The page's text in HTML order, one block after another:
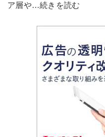
ア層や…続きを読む